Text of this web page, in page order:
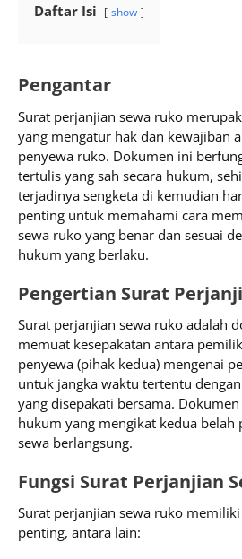
Daftar Isi show
Pengantar
Surat perjanjian sewa ruko
yang mengatur hak dan kewajiban
penyewa ruko. Dokumen ini
tertulis yang sah secara hukum,
terjadinya sengketa di kemudian
penting untuk memahami cara
sewa ruko yang benar dan sesuai
hukum yang berlaku.
Pengertian Surat
Surat perjanjian sewa ruko adalah
memuat kesepakatan antara
penyewa (pihak kedua) mengenai
untuk jangka waktu tertentu
yang disepakati bersama.
hukum yang mengikat kedua belah
sewa berlangsung.
Fungsi Surat Perjanjian
Surat perjanjian sewa ruko
penting, antara lain: